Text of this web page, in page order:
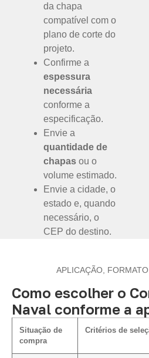
da chapa
compatível com o
plano de corte do
projeto.
Confirme a
espessura
necessária
conforme a
especificação.
Envie a
quantidade de
chapas ou o
volume estimado.
Envie a cidade, o
estado e, quando
necessário, o
CEP do destino.
APLICAÇÃO,
Como escolher o
Naval conforme a
Situação de
compra
Critérios de